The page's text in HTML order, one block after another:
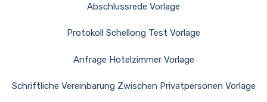
Abschlussrede Vorlage
Protokoll Schellong Test Vorlage
Anfrage Hotelzimmer Vorlage
Schriftliche Vereinbarung Zwischen Privatpersonen Vorlage